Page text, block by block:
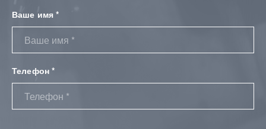
Ваше имя *
Телефон *